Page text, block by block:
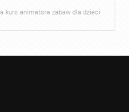
kurs animatora zabaw dla dzieci